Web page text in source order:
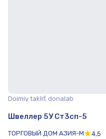
Doimiy taklif, donalab
Швеллер 5У Ст3сп-5
ТОРГОВЫЙ ДОМ АЗИЯ-М 4,5